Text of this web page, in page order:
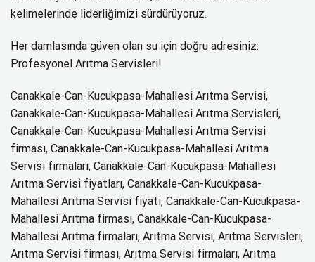
kelimelerinde liderliğimizi sürdürüyoruz.
Her damlasında güven olan su için doğru adresiniz:
Profesyonel Arıtma Servisleri!
Canakkale-Can-Kucukpasa-Mahallesi Arıtma Servisi,
Canakkale-Can-Kucukpasa-Mahallesi Arıtma Servisleri,
Canakkale-Can-Kucukpasa-Mahallesi Arıtma Servisi
firması, Canakkale-Can-Kucukpasa-Mahallesi Arıtma
Servisi firmaları, Canakkale-Can-Kucukpasa-Mahallesi
Arıtma Servisi fiyatları, Canakkale-Can-Kucukpasa-
Mahallesi Arıtma Servisi fiyatı, Canakkale-Can-Kucukpasa-
Mahallesi Arıtma firması, Canakkale-Can-Kucukpasa-
Mahallesi Arıtma firmaları, Arıtma Servisi, Arıtma Servisleri,
Arıtma Servisi firması, Arıtma Servisi firmaları, Arıtma